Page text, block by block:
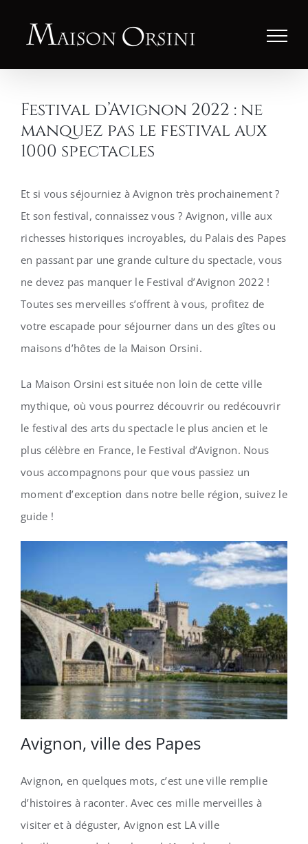
Festival d’Avignon 2022 : ne
manquez pas le festival aux
1000 spectacles
Et si vous séjourniez à Avignon très prochainement ?
Et son festival, connaissez vous ? Avignon, ville aux
richesses historiques incroyables, du Palais des Papes
en passant par une grande culture du spectacle, vous
ne devez pas manquer le Festival d’Avignon 2022 !
Toutes ses merveilles s’offrent à vous, profitez de
votre escapade pour séjourner dans un des gîtes ou
maisons d’hôtes de la Maison Orsini.
La Maison Orsini est située non loin de cette ville
mythique, où vous pourrez découvrir ou redécouvrir
le festival des arts du spectacle le plus ancien et le
plus célèbre en France, le Festival d’Avignon. Nous
vous accompagnons pour que vous passiez un
moment d’exception dans notre belle région, suivez le
guide !
Avignon, ville des Papes
Avignon, en quelques mots, c’est une ville remplie
d’histoires à raconter. Avec ces mille merveilles à
visiter et à déguster, Avignon est LA ville